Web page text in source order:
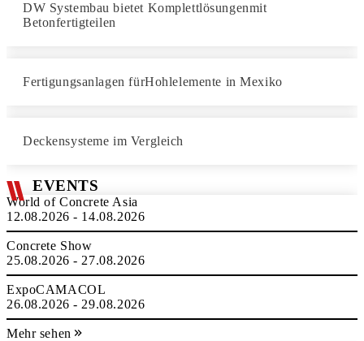
DW Systembau bietet Komplettlösungenmit
Betonfertigteilen
Fertigungsanlagen fürHohlelemente in Mexiko
Deckensysteme im Vergleich
EVENTS
World of Concrete Asia
12.08.2026 - 14.08.2026
Concrete Show
25.08.2026 - 27.08.2026
ExpoCAMACOL
26.08.2026 - 29.08.2026
Mehr sehen